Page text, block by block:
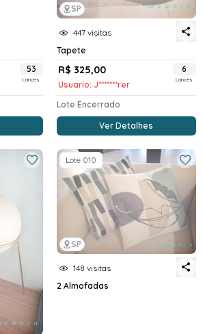
53
Lances
SP
447 visitas
Tapete
R$ 325,00
Usuario: J*******rer
6
Lances
Lote Encerrado
Ver Detalhes
SP
Lote 010
148 visitas
2 Almofadas